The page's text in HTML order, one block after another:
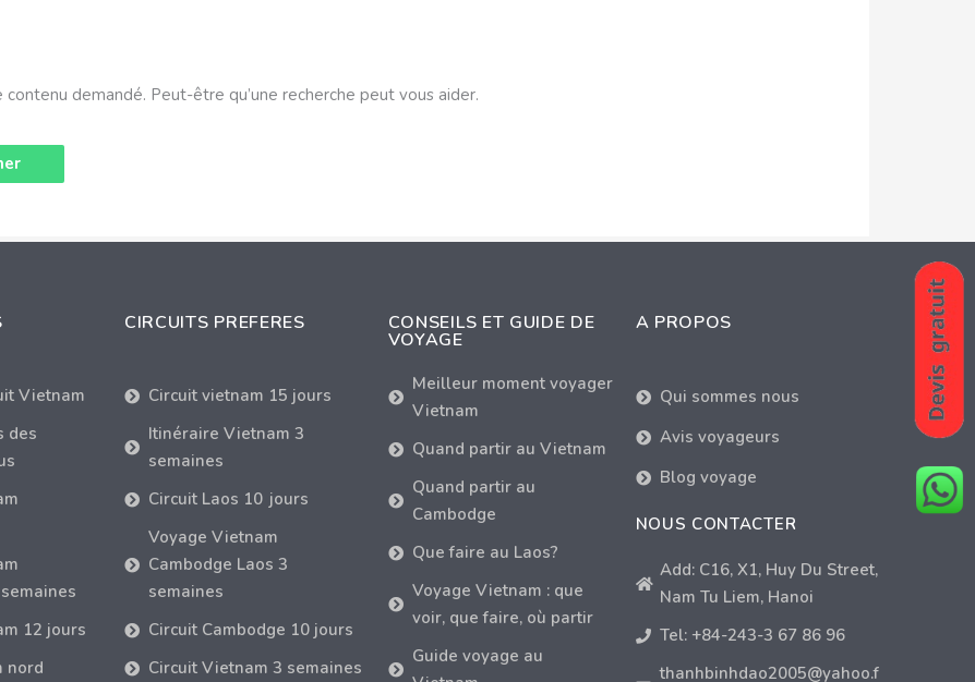
demandé. Peut-être qu’une recherche peut vous aider.
Vietnam
des
12 jours
nord
CIRCUITS PREFERES
Circuit vietnam 15 jours
Itinéraire Vietnam 3
semaines
Circuit Laos 10 jours
Voyage Vietnam
Cambodge Laos 3
semaines
Circuit Cambodge 10 jours
Circuit Vietnam 3 semaines
CONSEILS ET GUIDE DE
VOYAGE
Meilleur moment voyager
Vietnam
Quand partir au Vietnam
Quand partir au
Cambodge
Que faire au Laos?
Voyage Vietnam : que
voir, que faire, où partir
Guide voyage au
A PROPOS
Qui sommes nous
Avis voyageurs
Blog voyage
NOUS CONTACTER
Add: C16, X1, Huy Du Street,
Nam Tu Liem, Hanoi
Tel: +84-243-3 67 86 96
thanhbinhdao2005@yahoo.f